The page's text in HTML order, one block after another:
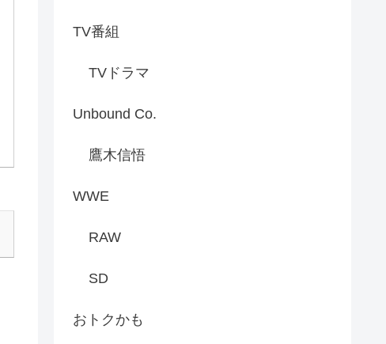
TV番組
TVドラマ
Unbound Co.
鷹木信悟
WWE
RAW
SD
おトクかも